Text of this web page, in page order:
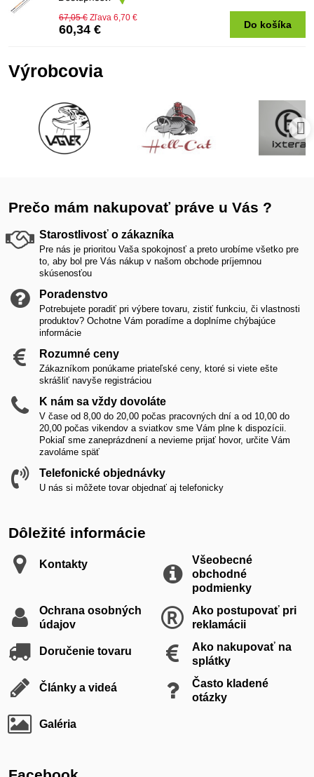
60,34 €
67,05 € Zľava 6,70 €
Do košíka
Výrobcovia
Prečo mám nakupovať práve u Vás ?
Starostlivosť o zákazníka
Pre nás je prioritou Vaša spokojnosť a preto urobíme všetko pre
to, aby bol pre Vás nákup v našom obchode príjemnou
skúsenosťou
Poradenstvo
Potrebujete poradiť pri výbere tovaru, zistiť funkciu, či vlastnosti
produktov? Ochotne Vám poradíme a doplníme chýbajúce
informácie
Rozumné ceny
Zákazníkom ponúkame priateľské ceny, ktoré si viete ešte
skrášliť navyše registráciou
K nám sa vždy dovoláte
V čase od 8,00 do 20,00 počas pracovných dní a od 10,00 do
20,00 počas vikendov a sviatkov sme Vám plne k dispozícii.
Pokiaľ sme zaneprázdnení a nevieme prijať hovor, určite Vám
zavoláme späť
Telefonické objednávky
U nás si môžete tovar objednať aj telefonicky
Dôležité informácie
Kontakty
Všeobecné
obchodné
podmienky
Ochrana osobných
údajov
Ako postupovať pri
reklamácii
Doručenie tovaru
Ako nakupovať na
splátky
Články a videá
Často kladené
otázky
Galéria